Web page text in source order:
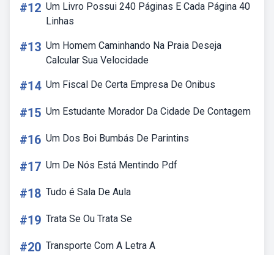
#12 Um Livro Possui 240 Páginas E Cada Página 40
Linhas
#13 Um Homem Caminhando Na Praia Deseja
Calcular Sua Velocidade
#14 Um Fiscal De Certa Empresa De Onibus
#15 Um Estudante Morador Da Cidade De Contagem
#16 Um Dos Boi Bumbás De Parintins
#17 Um De Nós Está Mentindo Pdf
#18 Tudo é Sala De Aula
#19 Trata Se Ou Trata Se
#20 Transporte Com A Letra A